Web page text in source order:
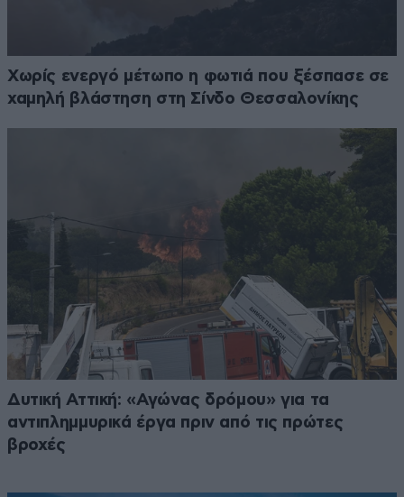
Χωρίς ενεργό μέτωπο η φωτιά που ξέσπασε σε
χαμηλή βλάστηση στη Σίνδο Θεσσαλονίκης
Δυτική Αττική: «Αγώνας δρόμου» για τα
αντιπλημμυρικά έργα πριν από τις πρώτες
βροχές